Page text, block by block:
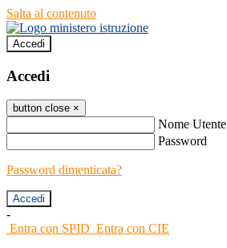
Salta al contenuto
Accedi
Accedi
button close ×
Nome Utente
Password
Password dimenticata?
-
Entra con SPID Entra con CIE